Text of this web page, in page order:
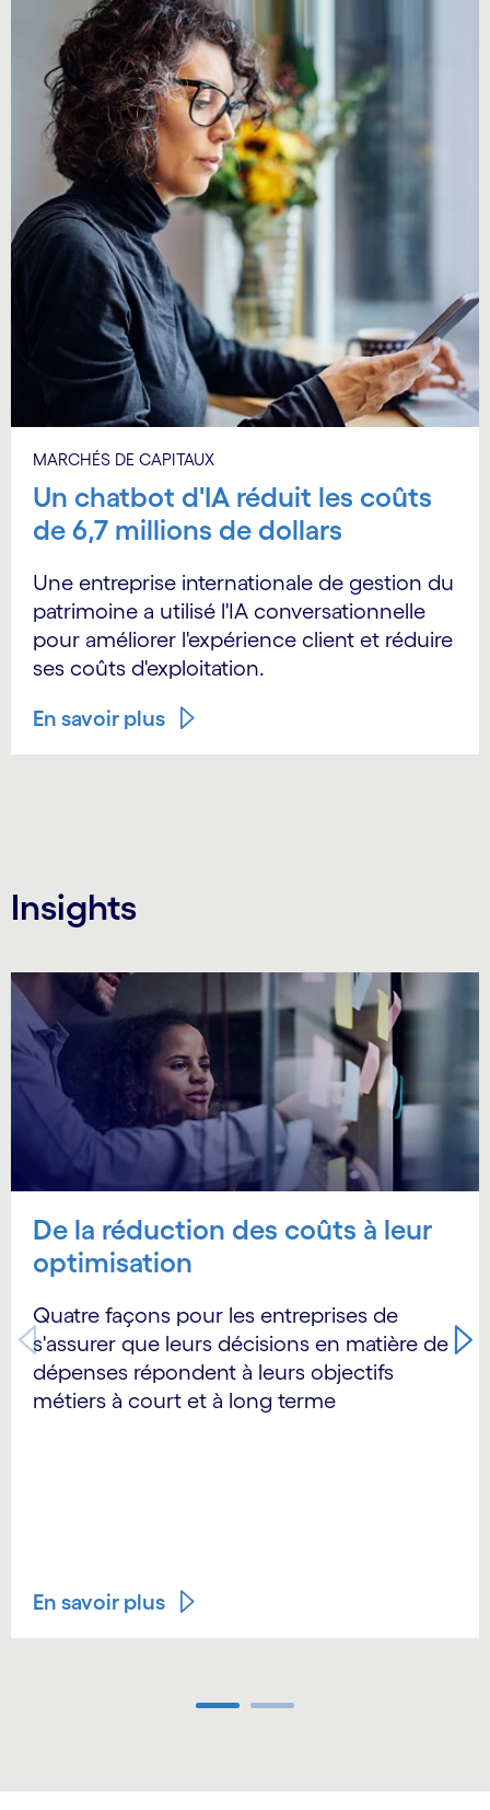
MARCHÉS DE CAPITAUX
Un chatbot d'IA réduit les coûts
de 6,7 millions de dollars
Une entreprise internationale de gestion du
patrimoine a utilisé l'IA conversationnelle
pour améliorer l'expérience client et réduire
ses coûts d'exploitation.
En savoir plus
Insights
Carousel starts
De la réduction des coûts à leur
optimisation
Quatre façons pour les entreprises de
s'assurer que leurs décisions en matière de
dépenses répondent à leurs objectifs
métiers à court et à long terme
En savoir plus